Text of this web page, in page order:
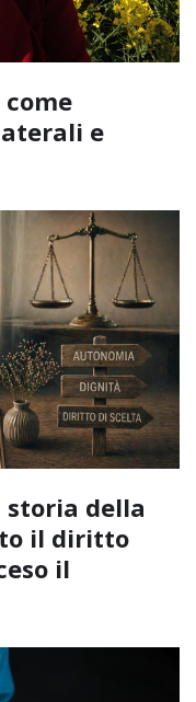
e
storia della
il diritto
il